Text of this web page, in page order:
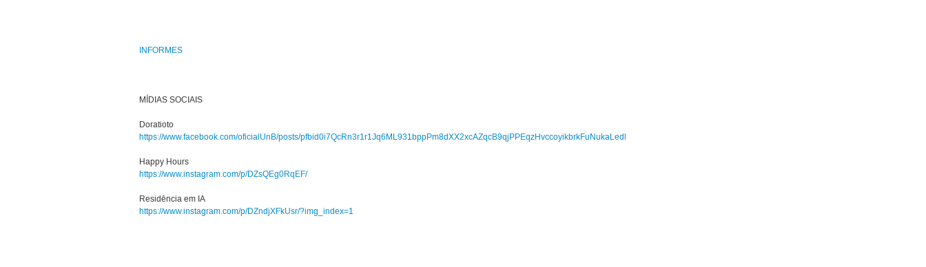
INFORMES
MÍDIAS SOCIAIS
Doratioto
https://www.facebook.com/oficialUnB/posts/pfbid0i7QcRn3r1r1Jq6ML931bppPm8dXX2xcAZqcB9qjPPEqzHvccoyikbrkFuNukaLedl
Happy Hours
https://www.instagram.com/p/DZsQEg0RqEF/
Residência em IA
https://www.instagram.com/p/DZndjXFkUsr/?img_index=1